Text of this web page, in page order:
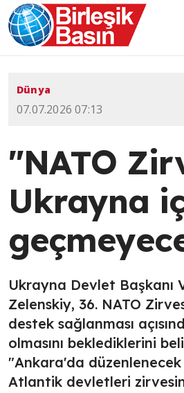
Dünya
07.07.2026 07:13
"NATO
Ukrayna
Ukrayna Devlet Başkanı
Zelenskiy, 36.⁠ ⁠NATO
destek sağlanması
olmasını beklediklerini
"Ankara'da
Atlantik devletleri